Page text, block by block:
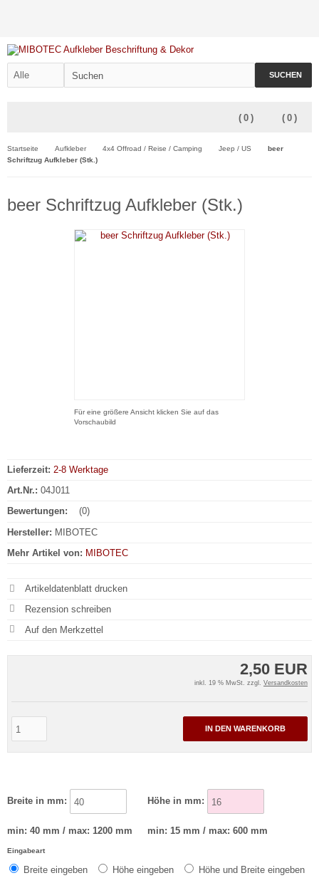
SUCHEN
( 0 )
( 0 )
Startseite Aufkleber 4x4 Offroad / Reise / Camping Jeep / US
beer
Schriftzug Aufkleber (Stk.)
beer Schriftzug Aufkleber (Stk.)
Für eine größere Ansicht klicken Sie auf das
Vorschaubild
2,50 EUR
inkl. 19 % MwSt. zzgl. Versandkosten
IN DEN WARENKORB
Lieferzeit: 2-8 Werktage
Art.Nr.: 04J011
Bewertungen:
(0)
Hersteller: MIBOTEC
Mehr Artikel von: MIBOTEC
Artikeldatenblatt drucken
Rezension schreiben
Breite in mm: Höhe in mm:
min: 40 mm / max: 1200 mm min: 15 mm / max: 600 mm
Eingabeart
Breite eingeben Höhe eingeben Höhe und Breite eingeben